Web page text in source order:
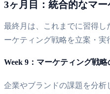
3ヶ月目：統合的なマ
最終月は、これまでに習得
ーケティング戦略を立案・実
Week 9：マーケティング戦略
企業やブランドの課題を分